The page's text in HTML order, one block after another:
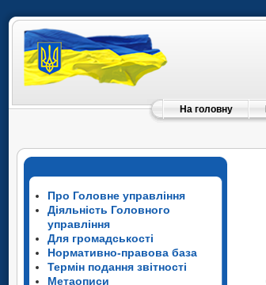
На головну
Про Головне управління
Діяльність Головного
управління
Для громадськості
Нормативно-правова база
Термін подання звітності
Метаописи